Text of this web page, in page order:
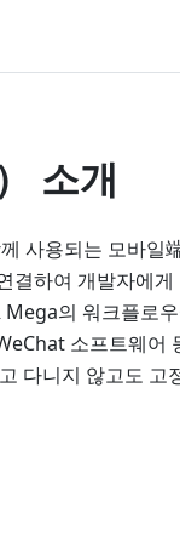
소개
사용되는 모바일
하여 개발자에
Mega의 워크플로
소프트웨어
다니지 않고도